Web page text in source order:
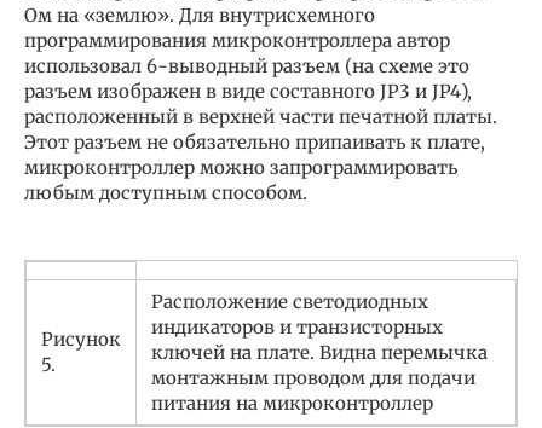
Ом на «землю». Для внутрисхемного
программирования микроконтроллера автор
использовал 6-выводный разъем (на схеме это
разъем изображен в виде составного JP3 и JP4),
расположенный в верхней части печатной платы.
Этот разъем не обязательно припаивать к плате,
микроконтроллер можно запрограммировать
любым доступным способом.
Рисунок
5.
Расположение светодиодных
индикаторов и транзисторных
ключей на плате. Видна перемычка
монтажным проводом для подачи
питания на микроконтроллер